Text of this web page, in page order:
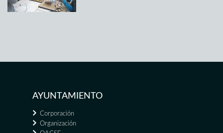
AYUNTAMIENTO
Corporación
Organización